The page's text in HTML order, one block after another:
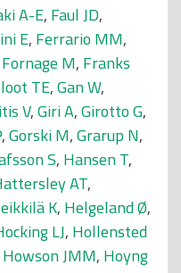
A-E, Faul JD,
E, Ferrario MM,
Fornage M, Franks
TE,Gan W,
V,Giri A,Girotto G,
,Gorski M,Grarup N,
S, Hansen T,
AT,
K, Helgeland Ø,
LJ, Hollensted
Howson JMM, Hoyng